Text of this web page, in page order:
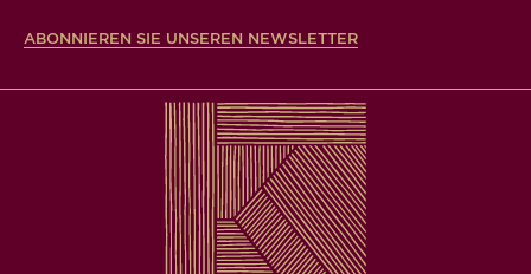
ABONNIEREN SIE UNSEREN NEWSLETTER